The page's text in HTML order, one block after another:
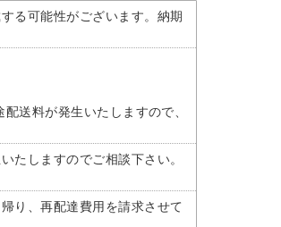
る可能性がございます。納期
送料が発生いたしますので、
たしますのでご相談下さい。
り、再配達費用を請求させて